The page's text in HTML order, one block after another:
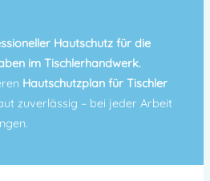
Hautschutz für die
im Tischlerhandwerk.
Hautschutzplan für Tischler
zuverlässig – bei jeder Arbeit